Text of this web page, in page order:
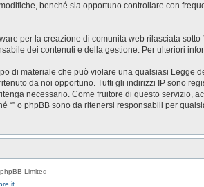
benché sia opportuno controllare con
per la creazione di comunità web rilasciata sotto
dei contenuti e della gestione. Per ulteriori
materiale che può violare una qualsiasi Legge
da noi opportuno. Tutti gli indirizzi IP sono
necessario. Come fruitore di questo servizio,
o phpBB sono da ritenersi responsabili per
Limited